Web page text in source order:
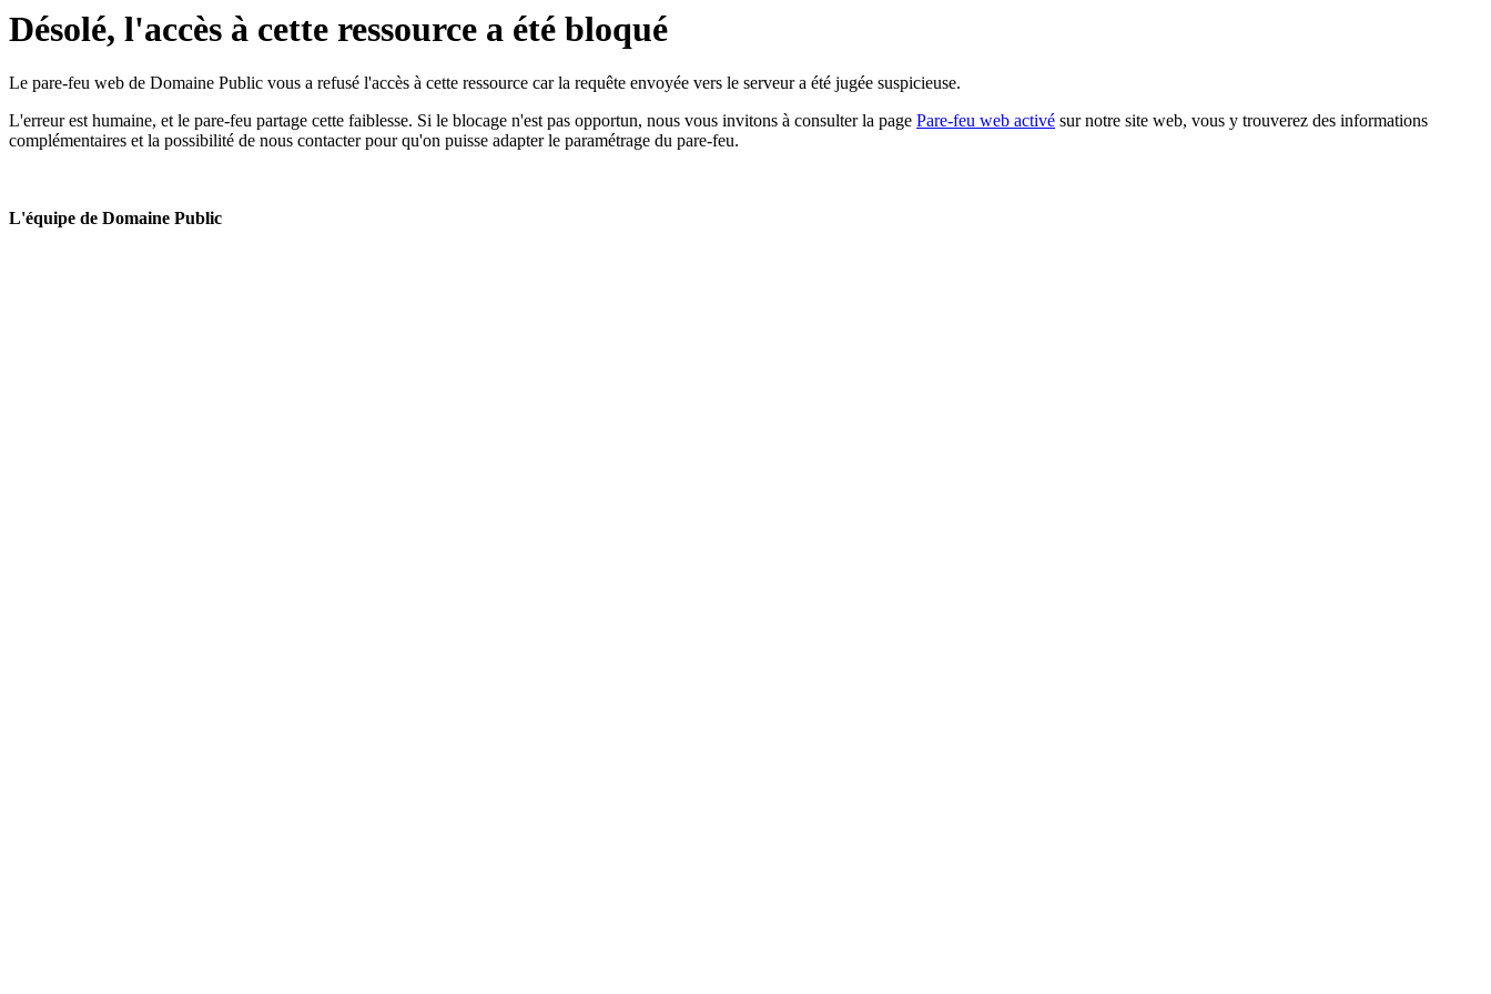
Désolé, l'accès à cette ressource a été bloqué
Le pare-feu web de Domaine Public vous a refusé l'accès à cette ressource car la requête envoyée vers le serveur a été jugée suspicieuse.
L'erreur est humaine, et le pare-feu partage cette faiblesse. Si le blocage n'est pas opportun, nous vous invitons à consulter la page Pare-feu web activé sur notre site web, vous y trouverez des informations
complémentaires et la possibilité de nous contacter pour qu'on puisse adapter le paramétrage du pare-feu.
L'équipe de Domaine Public